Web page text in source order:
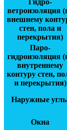
ветроизоляция
внешнему
стен, пола и
перекрытия)
Паро-
гидроизоляция
внутреннему
контуру стен,
и перекрытия)
Наружные
Окна